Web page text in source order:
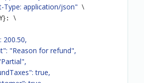
Type: application/json" \
}: \
200.50,
"Reason for refund",
true,